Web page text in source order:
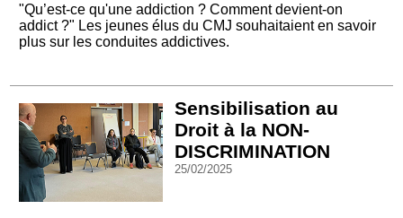
"Qu’est-ce qu'une addiction ? Comment devient-on
addict ?" Les jeunes élus du CMJ souhaitaient en savoir
plus sur les conduites addictives.
Sensibilisation au
Droit à la NON-
DISCRIMINATION
25/02/2025